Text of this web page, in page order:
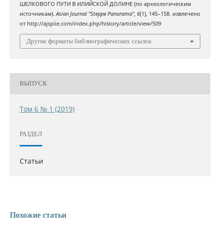
ШЕЛКОВОГО ПУТИ В ИЛИЙСКОЙ ДОЛИНЕ (по археологическим
источникам).Asian Journal "Steppe Panorama", 6(1), 145–158. извлечено
от http://ajspiie.com/index.php/history/article/view/509
Другие форматы библиографических ссылок
ВЫПУСК
Том 6 № 1 (2019)
РАЗДЕЛ
Статьи
Похожие статьи